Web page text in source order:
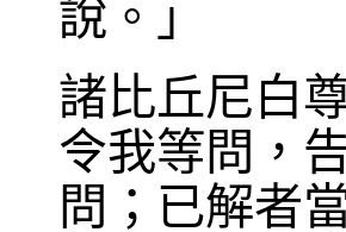
說。」
諸比丘尼白
令我等問，
問；已解者